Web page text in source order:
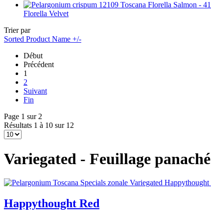
Florella Velvet
Trier par
Sorted Product Name +/-
Début
Précédent
1
2
Suivant
Fin
Page 1 sur 2
Résultats 1 à 10 sur 12
Variegated - Feuillage panaché
Happythought Red